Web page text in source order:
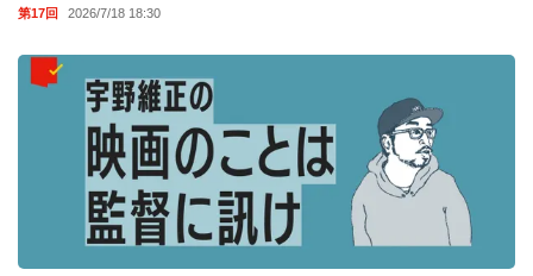
第17回 2026/7/18 18:30